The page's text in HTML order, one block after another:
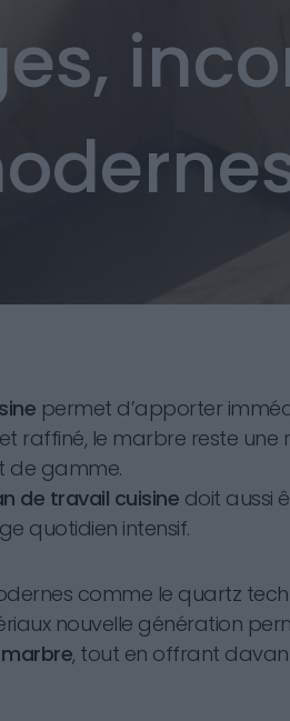
permet d’apporter
raffiné, le marbre reste une
de gamme.
de travail cuisine doit aussi
quotidien intensif.
comme le quartz
nouvelle génération
, tout en offrant